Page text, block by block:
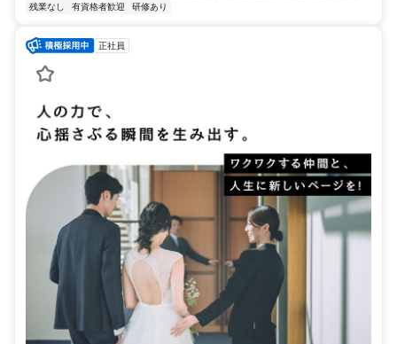
残業なし
有資格者歓迎 研修あり
正社員